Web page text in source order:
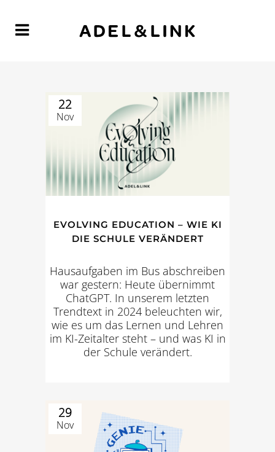
22
Nov
EVOLVING EDUCATION – WIE KI
DIE SCHULE VERÄNDERT
Hausaufgaben im Bus abschreiben
war gestern: Heute übernimmt
ChatGPT. In unserem letzten
Trendtext in 2024 beleuchten wir,
wie es um das Lernen und Lehren
im KI-Zeitalter steht – und was KI in
der Schule verändert.
29
Nov